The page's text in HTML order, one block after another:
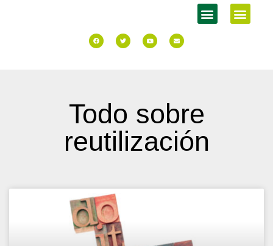
Todo sobre
reutilización